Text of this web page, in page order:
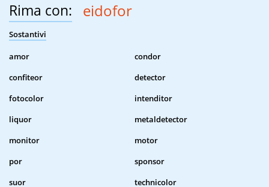
Rima con: eidofor
Sostantivi
amor
condor
confiteor
detector
fotocolor
intenditor
liquor
metaldetector
monitor
motor
por
sponsor
suor
technicolor